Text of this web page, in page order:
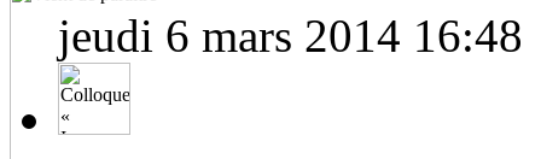
jeudi 6 mars 2014 16:48